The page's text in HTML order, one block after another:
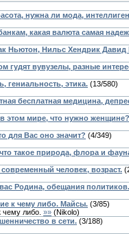
нужна ли мода,
какая валюта самая
Ньютон, Нильс Хендрик Давид
гудят вувузелы, разные
гениальность, этика. (13/580)
бесплатная медицина,
этом мире, что нужно женщине?
для Вас оно значит? (4/349)
такое природа, флора и
человек, возраст. (
Родина, обещания политиков.
к чему либо. Майсы. (3/85)
либо. »» (Nikolo)
в сети. (3/188)